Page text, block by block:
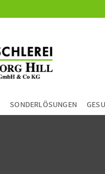
SONDERLÖSUNGEN